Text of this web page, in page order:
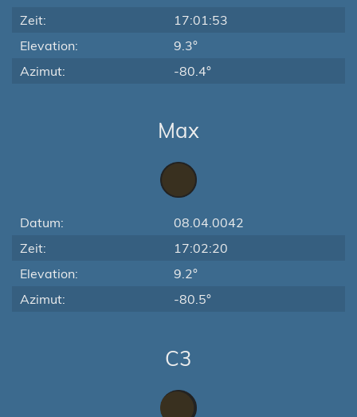
Zeit:
17:01:53
Elevation:
9.3°
Azimut:
-80.4°
Max
Datum:
08.04.0042
Zeit:
17:02:20
Elevation:
9.2°
Azimut:
-80.5°
C3